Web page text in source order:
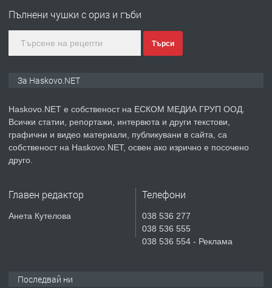
градската градина!
преди 5 дни
ПРЕДЛАГА
Продавам парцел в гр. Хасково кв.
СГЛОБЯВАНЕ НА МЕБЕЛИ.
Пълнени чушки с ориз и гъби
Търси
За Haskovo.NET
Haskovo.NET е собственост на ЕСКОМ МЕДИА ГРУП ООД.
Всички статии, репортажи, интервюта и други текстови,
графични и видео материали, публикувани в сайта, са
собственост на Haskovo.NET, освен ако изрично е посочено
друго.
Главен редактор
Анета Кутелова
Телефони
038 536 277
038 536 555
038 536 554 - Реклама
Последвай ни